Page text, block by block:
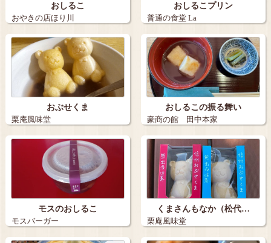
おしるこ
おやきの店ほり川
おしるこプリン
普通の食堂 La
おぶせくま
栗庵風味堂
おしるこの振る舞い
豪商の館 田中本家
モスのおしるこ
モスバーガー
くまさんもなか（松代…
栗庵風味堂